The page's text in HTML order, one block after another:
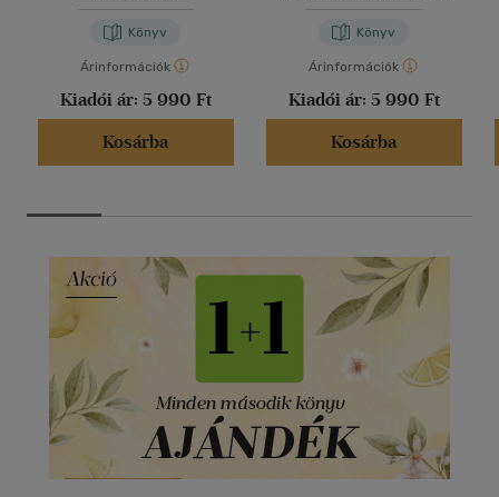
Könyv
Árinformációk
Kiadói ár: 5 990 Ft
Kosárba
Könyv
Árinformációk
Kiadói ár: 5 990 Ft
Kosárba